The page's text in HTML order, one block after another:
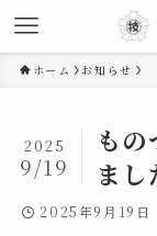
ホーム お知らせ
も
まし
2025
9/19
2025年9月19日